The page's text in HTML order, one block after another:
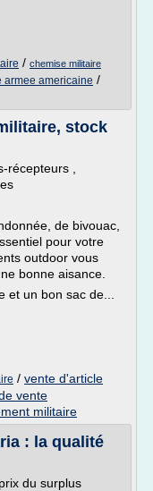
/ chemise militaire
armee americaine /
stock
,
de bivouac,
pour votre
outdoor vous
bonne aisance.
et un bon sac de...
/ vente d'article
vente
militaire
: la qualité
du surplus